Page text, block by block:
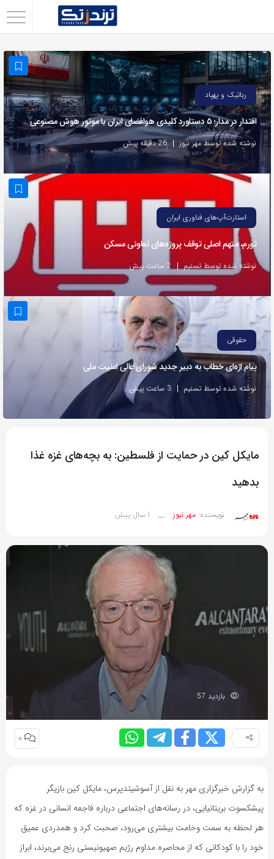
با
استفاده
از
روش‌های
زیر
می‌توانید
این
دوستان
خود
اشتراک
بگذارید.
کپی
لینک
رباتیک و پهپاد
اقتدار در مدار؛ ۵ دستاورد کلیدی هوافضای ایران با موتور هوش مصنوعی
نوشته شده توسط مهر نیوز 26 دقیقه پیش
استارت‌آپ‌های فناوری ایران
تورم، متهم اصلی توقف پروژه‌های تعاونی مسکن
نوشته شده توسط تسنیم 2 ساعت پیش
حقوقی
پیام اژه‌ای خطاب به دبیر جدید شورای عالی امنیت ملی
نوشته شده توسط تسنیم 3 ساعت پیش
مایکل کین در حمایت از فلسطین: به بچه‌های غزه غذا
بدهید
نویسنده: مهر نیوز __ 1 سال پیش
بازدید 57
0
به گزارش خبرگزاری مهر به نقل از آسوشیتدپرس، مایکل کین بازیگر
پیشکسوت بریتانیایی، در رسانه‌های اجتماعی درباره فاجعه انسانی در غزه که
هر لحظه به سمت وخامت بیشتری می‌رود، صحبت کرد و همدردی عمیق
خود را با کودکانی که از محاصره مداوم رژیم صهیونیستی رنج می‌برند، ابراز